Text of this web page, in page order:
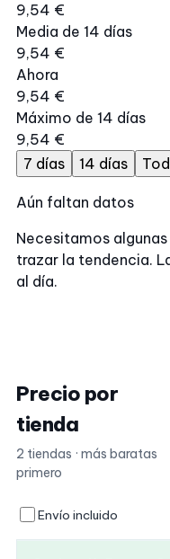
9,54 €
Media de 14 días
9,54 €
Ahora
9,54 €
Máximo de 14 días
9,54 €
7 días
14 días
Aún faltan datos
Necesitamos
trazar la tendencia.
al día.
Precio por
tienda
2 tiendas · más baratas
primero
Envío incluido